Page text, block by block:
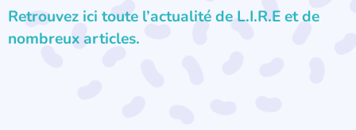
Retrouvez ici toute l’actualité de L.I.R.E et de
nombreux articles.